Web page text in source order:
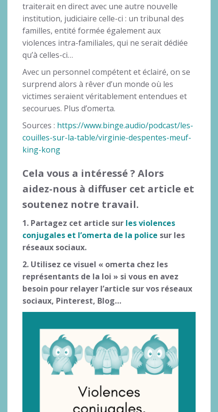
traiterait en direct avec une autre nouvelle
institution, judiciaire celle-ci : un tribunal des
familles, entité formée également aux
violences intra-familiales, qui ne serait dédiée
qu’à celles-ci…
Avec un personnel compétent et éclairé, on se
surprend alors à rêver d’un monde où les
victimes seraient véritablement entendues et
secourues. Plus d’omerta.
Sources : https://www.binge.audio/podcast/les-
couilles-sur-la-table/virginie-despentes-meuf-
king-kong
Cela vous a intéressé ? Alors
aidez-nous à diffuser cet article et
soutenez notre travail.
1. Partagez cet article sur les violences
conjugales et l’omerta de la police sur les
réseaux sociaux.
2. Utilisez ce visuel « omerta chez les
représentants de la loi » si vous en avez
besoin pour relayer l’article sur vos réseaux
sociaux, Pinterest, Blog…